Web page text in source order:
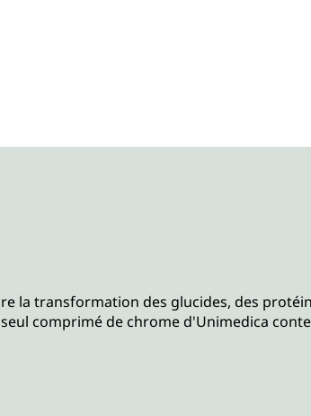
la transformation des glucides, des
comprimé de chrome d'Unimedica